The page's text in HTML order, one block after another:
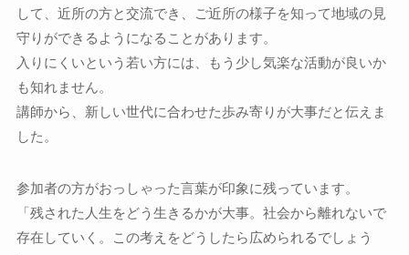
して、近所の方と交流でき、ご近所の様子を知って地域の見
守りができるようになることがあります。
入りにくいという若い方には、もう少し気楽な活動が良いか
も知れません。
講師から、新しい世代に合わせた歩み寄りが大事だと伝えま
した。
参加者の方がおっしゃった言葉が印象に残っています。
「残された人生をどう生きるかが大事。社会から離れないで
存在していく。この考えをどうしたら広められるでしょう